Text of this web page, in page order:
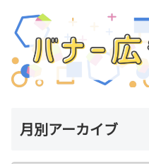
月別アーカイブ